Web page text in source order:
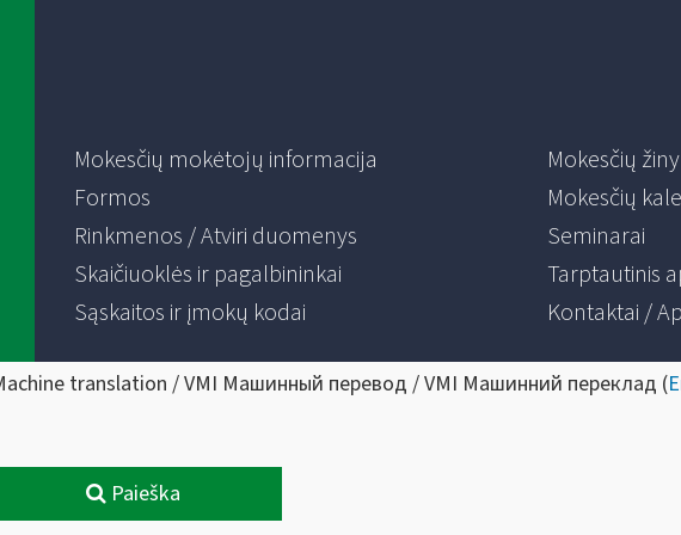
Mokesčių mokėtojų informacija
Formos
Rinkmenos / Atviri duomenys
Skaičiuoklės ir pagalbininkai
Sąskaitos ir įmokų kodai
Mokesčių
Mokesčių
Seminarai
Tarptautinis
Kontaktai /
translation / VMI Машинный перевод / VMI Машинний переклад (
Paieška